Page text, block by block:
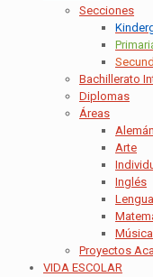
Secciones
Bachillerato
Diplomas
Áreas
Alemán
Arte
Inglés
Música
Proyectos
VIDA ESCOLAR